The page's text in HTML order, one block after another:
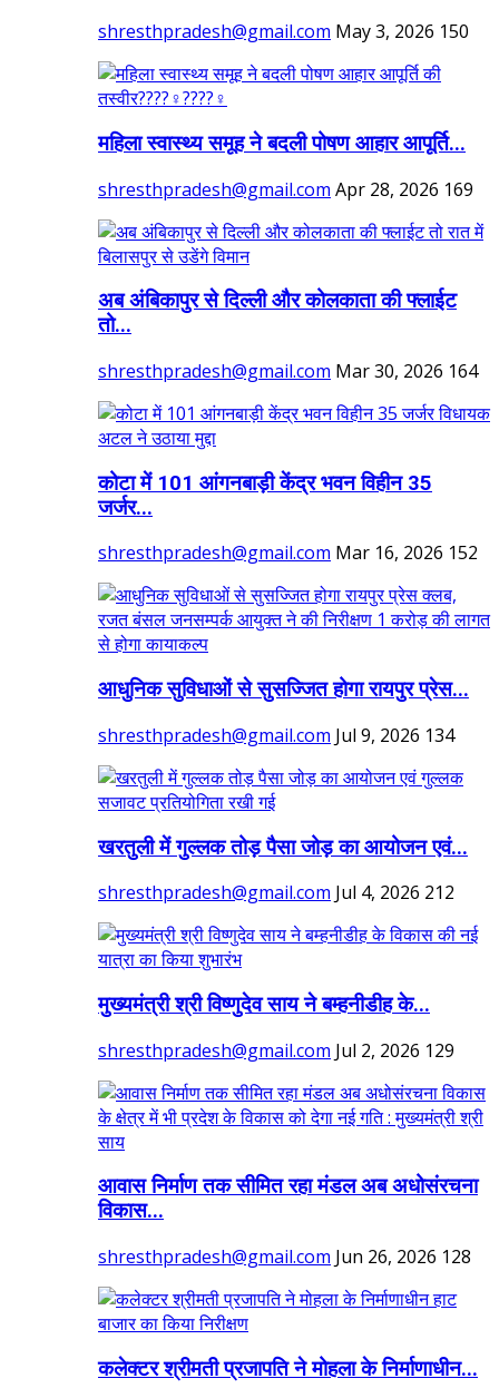
shresthpradesh@gmail.com May 3, 2026 150
महिला स्वास्थ्य समूह ने बदली पोषण आहार आपूर्ति...
shresthpradesh@gmail.com Apr 28, 2026 169
अब अंबिकापुर से दिल्ली और कोलकाता की फ्लाईट
तो...
shresthpradesh@gmail.com Mar 30, 2026 164
कोटा में 101 आंगनबाड़ी केंद्र भवन विहीन 35
जर्जर...
shresthpradesh@gmail.com Mar 16, 2026 152
आधुनिक सुविधाओं से सुसज्जित होगा रायपुर प्रेस...
shresthpradesh@gmail.com Jul 9, 2026 134
खरतुली में गुल्लक तोड़ पैसा जोड़ का आयोजन एवं...
shresthpradesh@gmail.com Jul 4, 2026 212
मुख्यमंत्री श्री विष्णुदेव साय ने बम्हनीडीह के...
shresthpradesh@gmail.com Jul 2, 2026 129
आवास निर्माण तक सीमित रहा मंडल अब अधोसंरचना
विकास...
shresthpradesh@gmail.com Jun 26, 2026 128
कलेक्टर श्रीमती प्रजापति ने मोहला के निर्माणाधीन...